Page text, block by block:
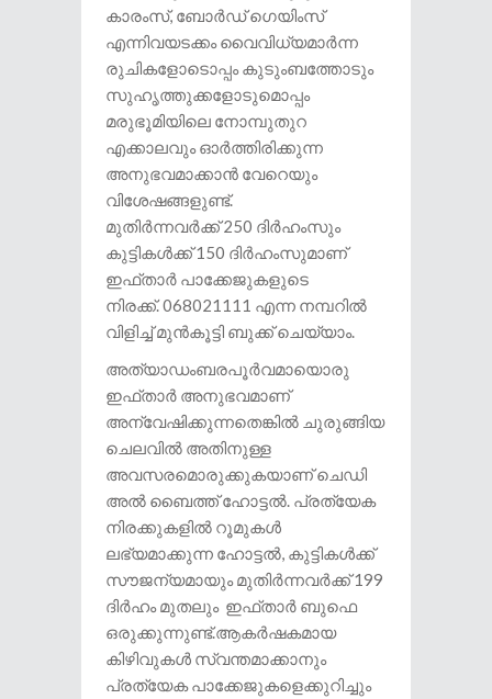
കാരംസ്, ബോർഡ് ​ഗെയിംസ്
എന്നിവയടക്കം വൈവിധ്യമാർന്ന
രുചികളോടൊപ്പം കുടുംബത്തോടും
സുഹൃത്തുക്കളോടുമൊപ്പം
മരുഭൂമിയിലെ നോമ്പുതുറ
എക്കാലവും ഓർത്തിരിക്കുന്ന
അനുഭവമാക്കാൻ വേറെയും
വിശേഷങ്ങളുണ്ട്.
മുതിർന്നവർക്ക് 250 ദിർഹംസും
കുട്ടികൾക്ക് 150 ദിർഹംസുമാണ്
ഇഫ്താർ പാക്കേജുകളുടെ
നിരക്ക്. 068021111 എന്ന നമ്പറിൽ
വിളിച്ച് മുൻകൂട്ടി ബുക്ക് ചെയ്യാം.
അത്യാഡംബരപൂർവമായൊരു
ഇഫ്താർ അനുഭവമാണ്
അന്വേഷിക്കുന്നതെങ്കിൽ ചുരുങ്ങിയ
ചെലവിൽ അതിനുള്ള
അവസരമൊരുക്കുകയാണ് ചെഡി
അൽ ബൈത്ത് ഹോട്ടൽ. പ്രത്യേക
നിരക്കുകളിൽ റൂമുകൾ
ലഭ്യമാക്കുന്ന ഹോട്ടൽ, കുട്ടികൾക്ക്
സൗജന്യമായും മുതിർന്നവർക്ക് 199
ദിർഹം മുതലും ഇഫ്താർ ബുഫെ
ഒരുക്കുന്നുണ്ട്.ആകർഷകമായ
കിഴിവുകൾ സ്വന്തമാക്കാനും
പ്രത്യേക പാക്കേജുകളെക്കുറിച്ചും